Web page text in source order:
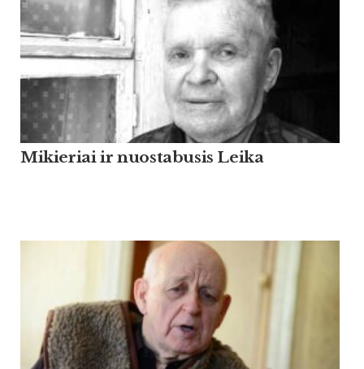
Mikieriai ir nuostabusis Leika